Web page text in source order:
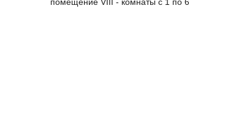
помещение VIII - комнаты с 1 по 6